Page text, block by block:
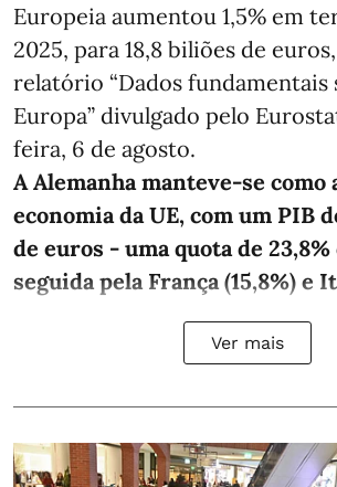
Europeia aumentou 1,5% em
2025, para 18,8 biliões de
relatório “Dados fundamentais
Europa” divulgado pelo
feira, 6 de agosto.
A Alemanha manteve‑se como
economia da UE, com um PIB
de euros - uma quota de
seguida pela França (15,8%) e
Ver mais